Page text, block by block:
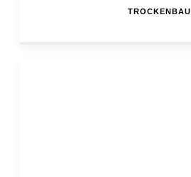
TROCKENBAU